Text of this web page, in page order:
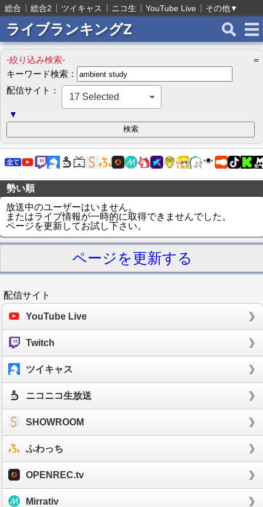
総合 総合2 ツイキャス ニコ生 YouTube Live その他▼
ライブランキングZ
-絞り込み検索-
＝
キーワード検索：
配信サイト：
17 Selected
▼
勢い順
放送中のユーザーはいません。
またはライブ情報が一時的に取得できませんでした。
ページを更新してお試し下さい。
ページを更新する
配信サイト
YouTube Live
Twitch
ツイキャス
ニコニコ生放送
SHOWROOM
ふわっち
OPENREC.tv
Mirrativ